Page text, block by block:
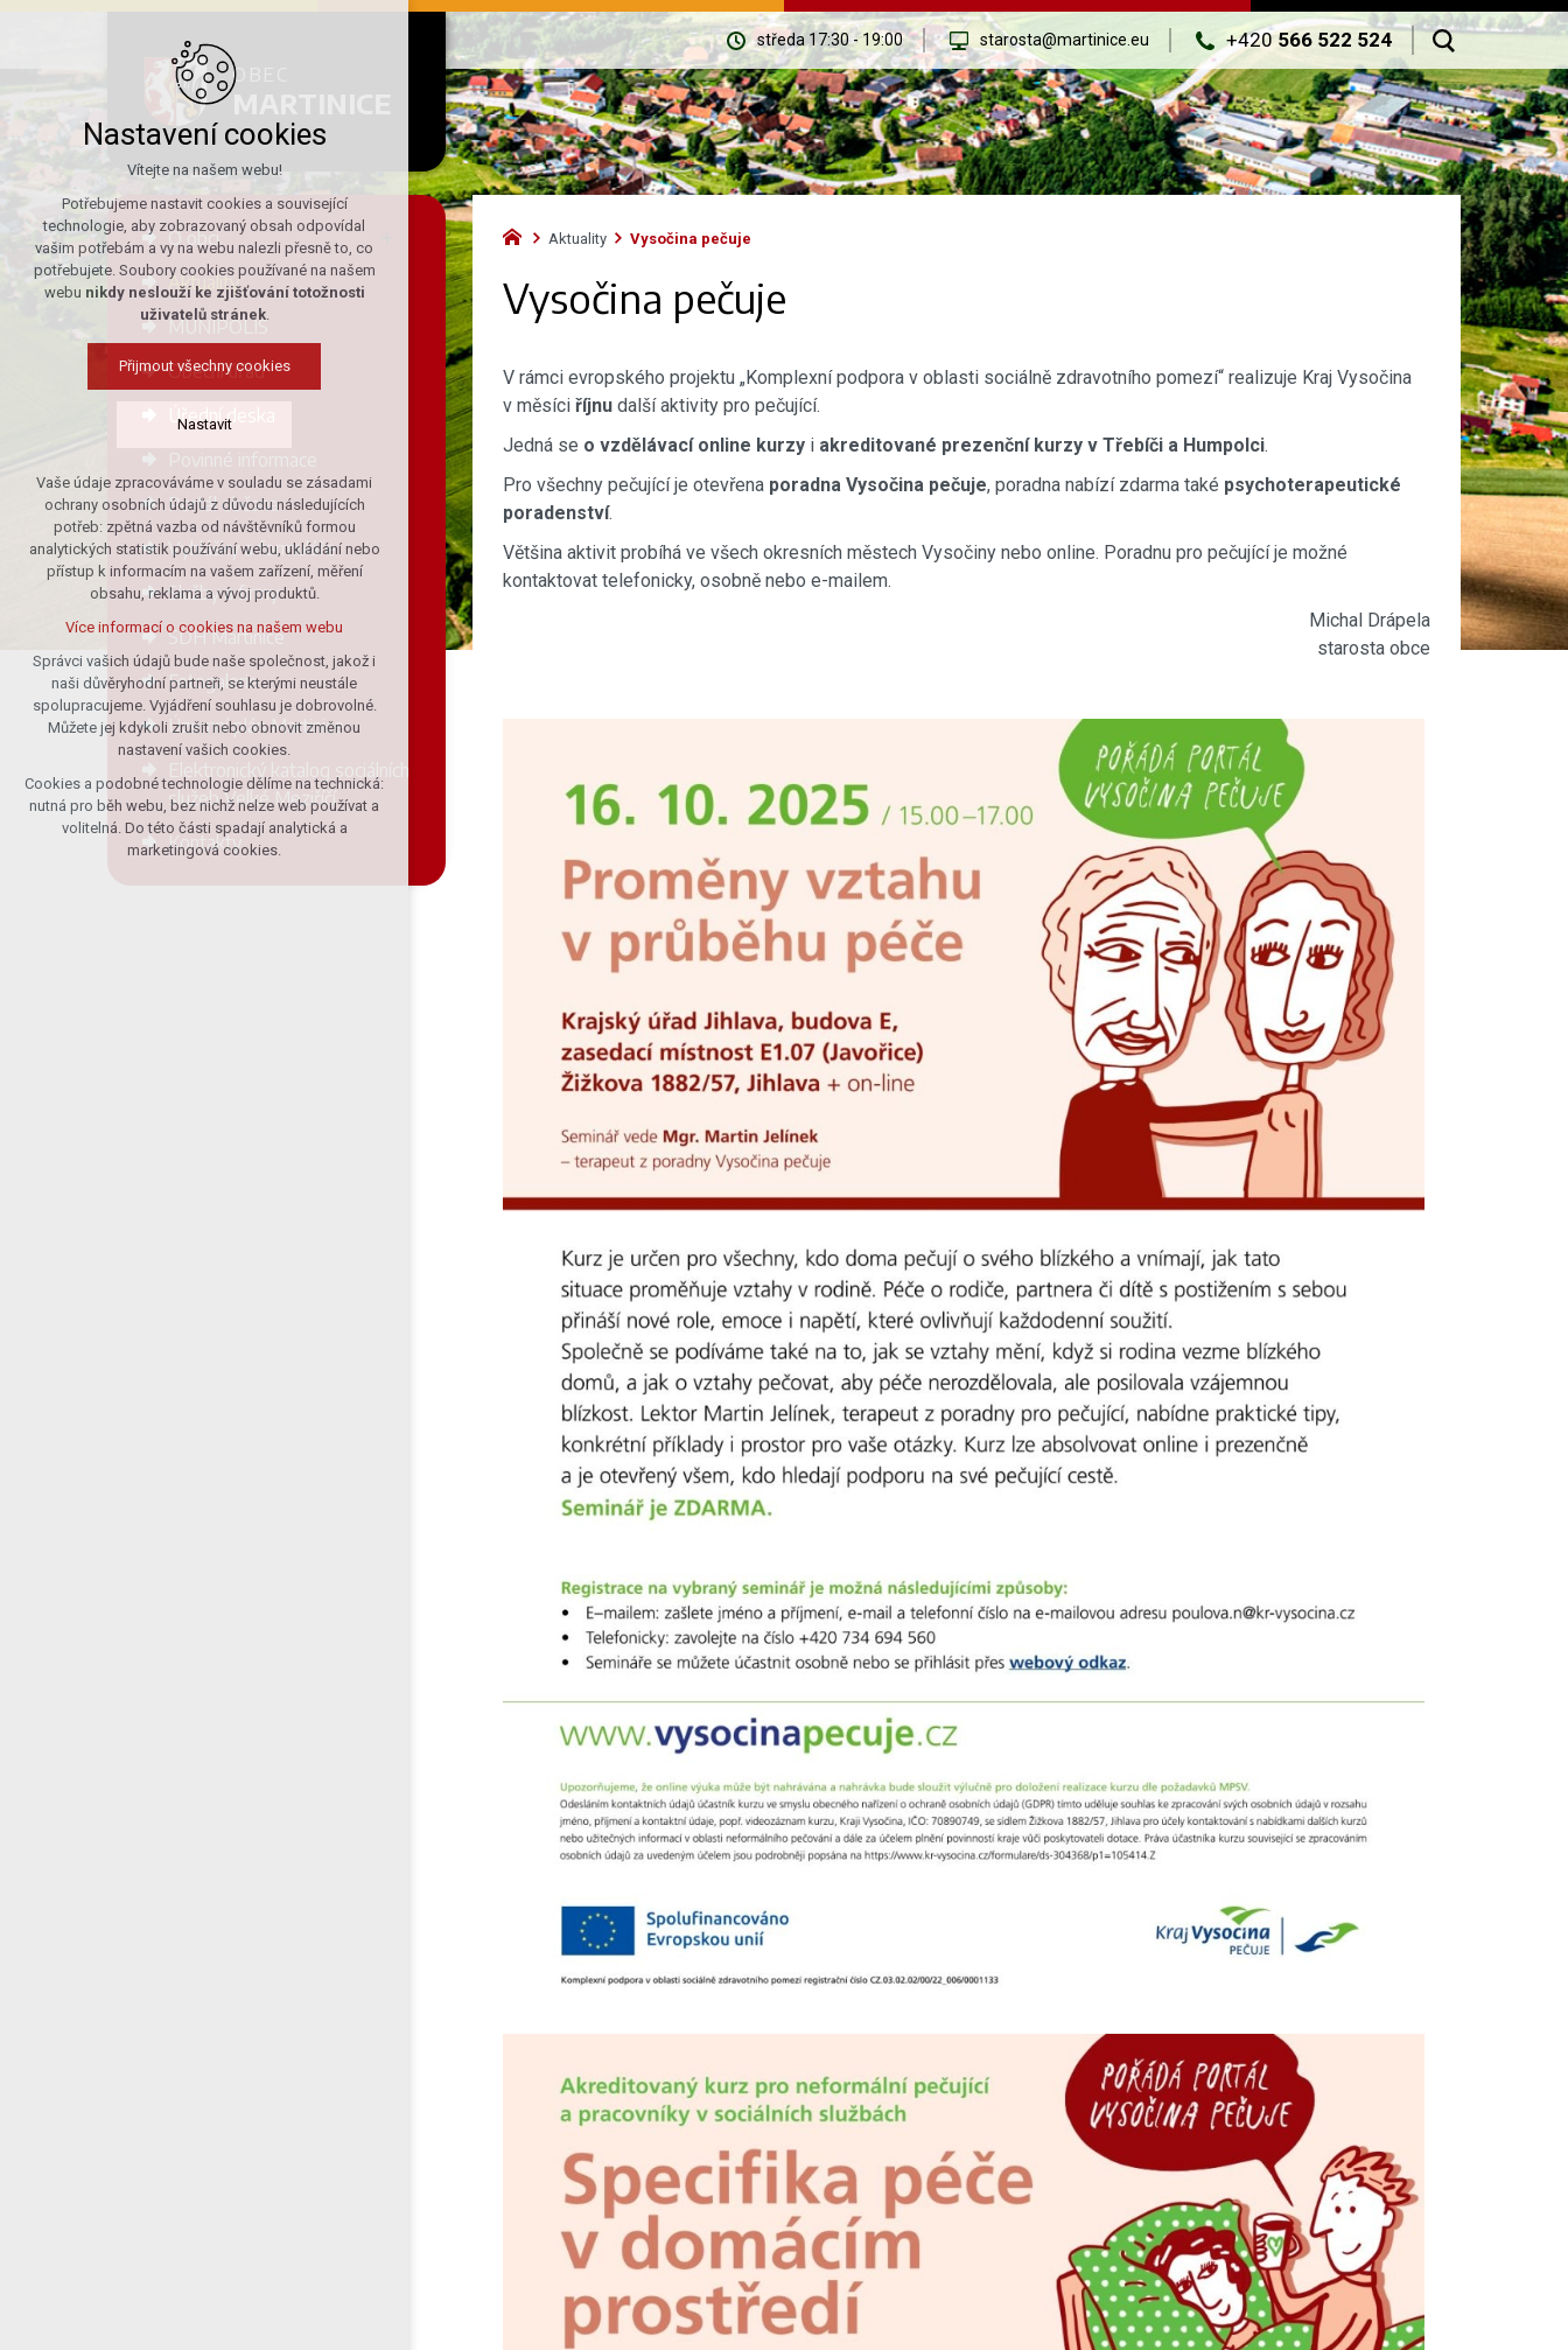
OBEC
středa 17:30 - 19:00 starosta@martinice.eu +420566 522 524
Aktuality Vysočina pečuje
Vysočina pečuje
V rámci evropského projektu „Komplexní podpora v oblasti sociálně zdravotního pomezí“ realizuje Kraj Vysočina
v měsíciříjnudalší aktivity pro pečující.
Jedná se o vzdělávací online kurzy i akreditované prezenční kurzy v Třebíči a Humpolci.
Pro všechny pečující je otevřena poradna Vysočina pečuje, poradna nabízí zdarma také psychoterapeutické
poradenství.
Většina aktivit probíhá ve všech okresních městech Vysočiny nebo online. Poradnu pro pečující je možné
kontaktovat telefonicky, osobně nebo e-mailem.
Michal Drápela
starosta obce
O obci
Aktuality
MUNIPOLIS
Obecní úřad
Úřední deska
Portál občana
Vyhlášky a formuláře
Služby a firmy
SDH Martinice
Fotogalerie
Územní plán Martinice
služeb Velké Meziříčí
Kontakty
Nastavení cookies
Vítejte na našem webu!
Potřebujeme nastavit cookies a související
technologie, aby zobrazovaný obsah odpovídal
vašim potřebám a vy na webu nalezli přesně to, co
potřebujete. Soubory cookies používané na našem
webu nikdy neslouží ke zjišťování totožnosti
uživatelů stránek.
Přijmout všechny cookies
Nastavit
Technická cookies
nutná pro provozování webu
udržení kontextu stránek (session):
případná přihlášení, volby jazyka, apod.
Volitelná cookies
analytická pro anonymizované
vyhodnocení návštěvnosti
marketingová cookies (Google)
Více informací o cookies na našem webu
Přijmout všechny cookies
Odmítnout vše
Vaše údaje zpracováváme v souladu se zásadami
ochrany osobních údajů z důvodu následujících
potřeb: zpětná vazba od návštěvníků formou
analytických statistik používání webu, ukládání nebo
přístup k informacím na vašem zařízení, měření
obsahu, reklama a vývoj produktů.
Více informací o cookies na našem webu
Správci vašich údajů bude naše společnost, jakož i
naši důvěryhodní partneři, se kterými neustále
spolupracujeme. Vyjádření souhlasu je dobrovolné.
Můžete jej kdykoli zrušit nebo obnovit změnou
nastavení vašich cookies.
Cookies a podobné technologie dělíme na technická:
nutná pro běh webu, bez nichž nelze web používat a
volitelná. Do této části spadají analytická a
marketingová cookies.